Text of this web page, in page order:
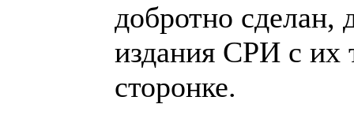
добротно
издания СРИ с их
сторонке.